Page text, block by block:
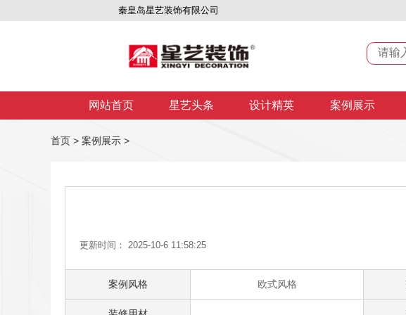
秦皇岛星艺装饰有限公司
网站首页 星艺头条 设计精英 案例展示
首页 > 案例展示 >
更新时间： 2025-10-6 11:58:25
案例风格 欧式风格